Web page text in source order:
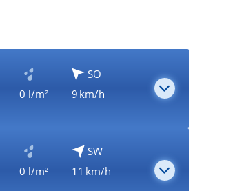
0 l/m²
SO
9 km/h
0 l/m²
SW
11 km/h